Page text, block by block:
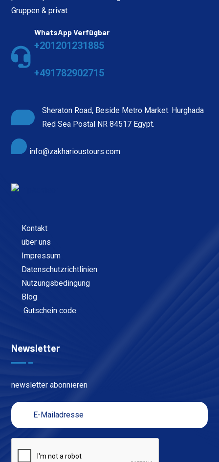
Gruppen & privat
WhatsApp Verfügbar
+201201231885
+491782902715
Sheraton Road, Beside Metro Market. Hurghada
Red Sea Postal NR 84517 Egypt.
info@zakharioustours.com
Kontakt
über uns
Impressum
Datenschutzrichtlinien
Nutzungsbedingung
Blog
Gutschein code
Newsletter
newsletter abonnieren